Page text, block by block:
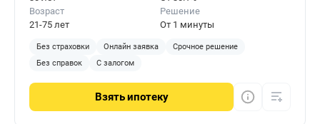
использовать сайт Бробанк.ру, который собрал
всю аналитику по ипотечному кредитованию.
Возраст
21-75 лет
Решение
От 1 минуты
Без страховки Онлайн заявка
Срочное решение
Без справок
С залогом
Взятьипотеку